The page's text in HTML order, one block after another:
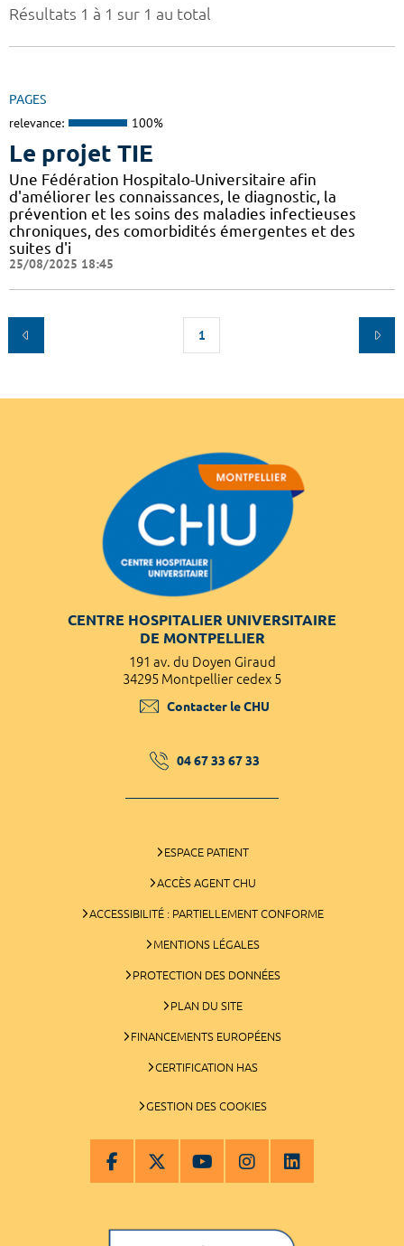
Résultats 1 à 1 sur 1 au total
PAGES
relevance: 100%
Le projet TIE
Une Fédération Hospitalo-Universitaire afin
d'améliorer les connaissances, le diagnostic, la
prévention et les soins des maladies infectieuses
chroniques, des comorbidités émergentes et des
suites d'i
25/08/2025 18:45
1
CENTRE HOSPITALIER UNIVERSITAIRE
DE MONTPELLIER
191 av. du Doyen Giraud
34295 Montpellier cedex 5
Contacter le CHU
04 67 33 67 33
ESPACE PATIENT
ACCÈS AGENT CHU
ACCESSIBILITÉ : PARTIELLEMENT CONFORME
MENTIONS LÉGALES
PROTECTION DES DONNÉES
PLAN DU SITE
FINANCEMENTS EUROPÉENS
CERTIFICATION HAS
GESTION DES COOKIES